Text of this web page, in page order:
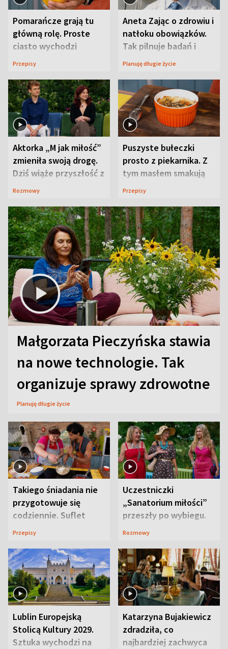
Pomarańcze grają tu
główną rolę. Proste
ciasto wychodzi
wyjątkowo wilgotne
Przepisy
Aneta Zając o zdrowiu i
natłoku obowiązków.
Tak pilnuje badań i
wizyt
Planuję długie życie
Aktorka „M jak miłość”
zmieniła swoją drogę.
Dziś wiąże przyszłość z
neurobiologią
Rozmowy
Puszyste bułeczki
prosto z piekarnika. Z
tym masłem smakują
jeszcze lepiej
Przepisy
Małgorzata Pieczyńska stawia
na nowe technologie. Tak
organizuje sprawy zdrowotne
Planuję długie życie
Takiego śniadania nie
przygotowuje się
codziennie. Suflet
serowy zachwyca
Przepisy
Uczestniczki
„Sanatorium miłości”
przeszły po wybiegu.
Te stylizacje
Rozmowy
Lublin Europejską
Stolicą Kultury 2029.
Sztuka wychodzi na
Katarzyna Bujakiewicz
zdradziła, co
najbardziej zachwyca